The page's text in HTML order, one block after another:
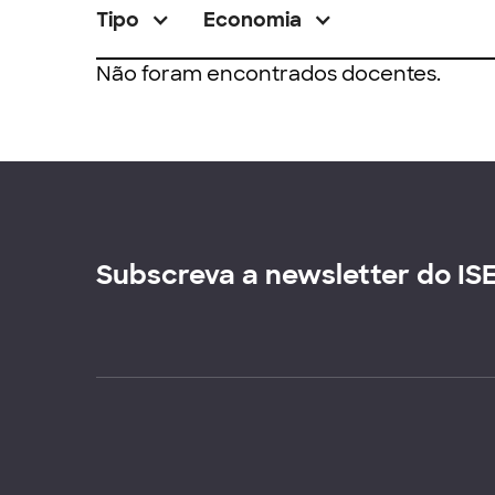
Tipo Economia
Não foram encontrados docentes.
Subscreva a newsletter do